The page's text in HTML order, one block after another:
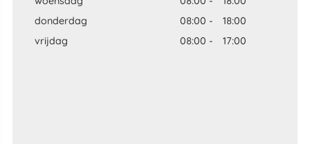
donderdag
08:00 -
18:00
vrijdag
08:00 - 17:00